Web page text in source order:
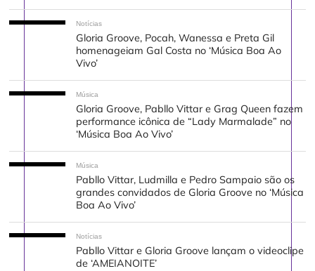
Notícias
Gloria Groove, Pocah, Wanessa e Preta Gil
homenageiam Gal Costa no ‘Música Boa Ao
Vivo’
Música
Gloria Groove, Pabllo Vittar e Grag Queen fazem
performance icônica de “Lady Marmalade” no
‘Música Boa Ao Vivo’
Música
Pabllo Vittar, Ludmilla e Pedro Sampaio são os
grandes convidados de Gloria Groove no ‘Música
Boa Ao Vivo’
Notícias
Pabllo Vittar e Gloria Groove lançam o videoclipe
de ‘AMEIANOITE’